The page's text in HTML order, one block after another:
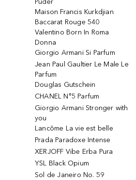
Puder
Maison Francis Kurkdjian
Baccarat Rouge 540
Valentino Born In Roma
Donna
Giorgio Armani Si Parfum
Jean Paul Gaultier Le Male Le
Parfum
Douglas Gutschein
CHANEL N°5 Parfum
Giorgio Armani Stronger with
you
Lancôme La vie est belle
Prada Paradoxe Intense
XERJOFF Vibe Erba Pura
YSL Black Opium
Sol de Janeiro No. 59